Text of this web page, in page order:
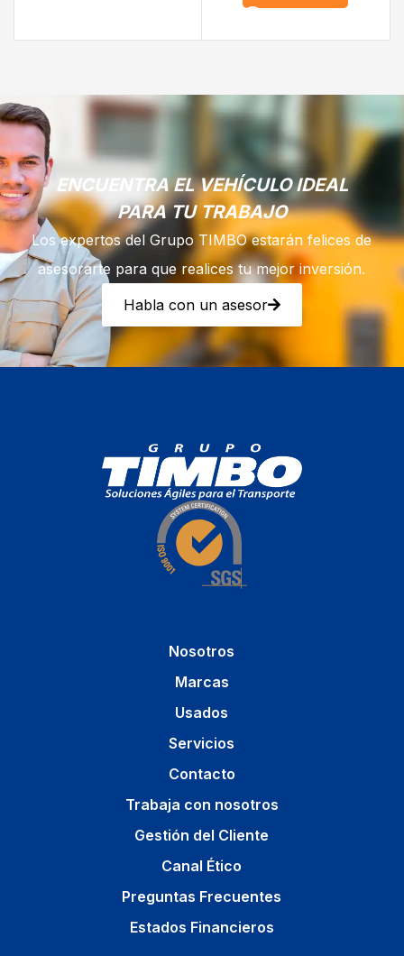
ENCUENTRA EL VEHÍCULO IDEAL
PARA TU TRABAJO
Los expertos del Grupo TIMBO estarán felices de
asesorarte para que realices tu mejor inversión.
Habla con un asesor
Nosotros
Marcas
Usados
Servicios
Contacto
Trabaja con nosotros
Gestión del Cliente
Canal Ético
Preguntas Frecuentes
Estados Financieros